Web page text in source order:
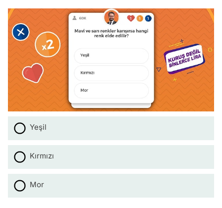
Yeşil
Kırmızı
Mor